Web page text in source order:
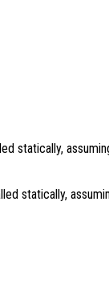
statically,
statically,